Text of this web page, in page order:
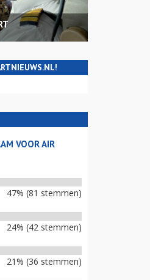
VOOR AIR
47% (81 stemmen)
24% (42 stemmen)
21% (36 stemmen)